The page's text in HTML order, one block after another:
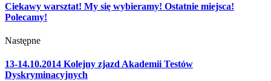
Ciekawy warsztat! My się wybieramy! Ostatnie miejsca!
Polecamy!
Następne
13-14.10.2014 Kolejny zjazd Akademii Testów
Dyskryminacyjnych